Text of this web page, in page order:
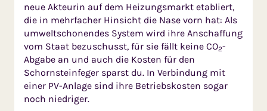
neue Akteu­rin auf dem Heizungs­markt etabliert,
die in mehrfa­cher Hin­sicht die Nase vorn hat: Als
um­weltschonendes System wird ihre Anschaffung
vom Staat bezuschusst, für sie fällt keine CO2-
Abgabe an und auch die Kosten für den
Schornsteinfeger sparst du. In Verbindung mit
einer PV-Anlage sind ihre Betriebs­kosten sogar
noch niedriger.